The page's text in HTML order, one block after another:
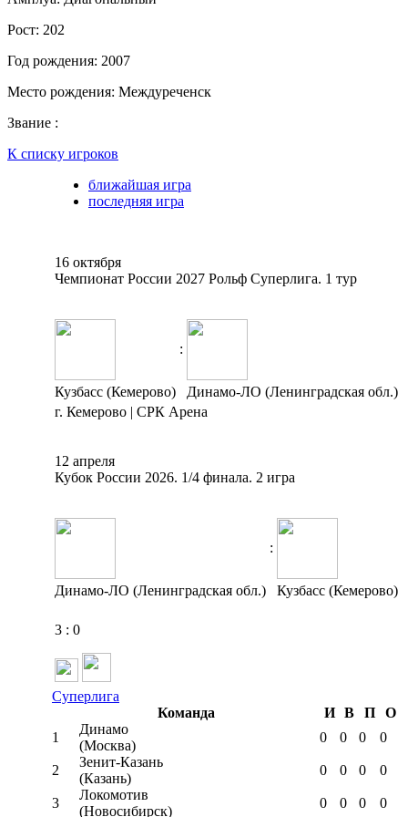
Рост: 202
Год рождения: 2007
Место рождения: Междуреченск
Звание :
К списку игроков
ближайшая игра
последняя игра
16 октября
Чемпионат России 2027 Рольф Суперлига. 1 тур
:
Кузбасс (Кемерово)
Динамо-ЛО (Ленинградская обл.)
г. Кемерово | СРК Арена
12 апреля
Кубок России 2026. 1/4 финала. 2 игра
:
Динамо-ЛО (Ленинградская обл.) Кузбасс (Кемерово)
3 : 0
Суперлига
Команда
И В П
О
1
Динамо
(Москва)
0 0 0 0
2
Зенит-Казань
(Казань)
0 0 0 0
3
Локомотив
(Новосибирск)
0 0 0 0